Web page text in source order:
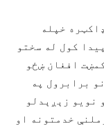
خپله
کول له سختو
افغان ښځو
برابرول په
نویو زېږېدلو
خدمتونه او